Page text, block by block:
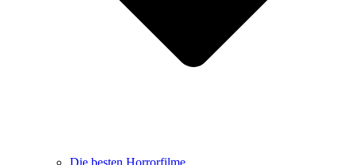
Die besten Horrorfilme